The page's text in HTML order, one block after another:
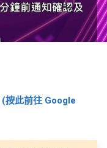
(按此前往 Google